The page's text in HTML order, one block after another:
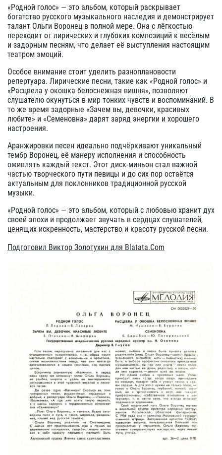
«Родной голос» — это альбом, который раскрывает
богатство русского музыкального наследия и демонстрирует
талант Ольги Воронец в полной мере. Она с лёгкостью
переходит от лирических и глубоких композиций к весёлым
и задорным песням, что делает её выступления настоящим
театром эмоций.
Особое внимание стоит уделить разноплановости
репертуара. Лирические песни, такие как «Родной голос» и
«Расцвела у окошка белоснежная вишня», позволяют
слушателю окунуться в мир тонких чувств и воспоминаний. В
то же время задорные «Зачем вы, девочки, красивых
любите» и «Семеновна» дарят заряд энергии и хорошего
настроения.
Аранжировки песен идеально подчёркивают уникальный
тембр Воронец, её манеру исполнения и способность
оживлять каждый текст. Этот диск-миньон стал важной
частью творческого пути певицы и до сих пор остаётся
актуальным для поклонников традиционной русской
музыки.
«Родной голос» — это альбом, который с любовью хранит дух
своей эпохи и продолжает звучать в сердцах слушателей,
ценящих искренность, мастерство и красоту русской песни.
Подготовил Виктор Золотухин для Blatata.Com